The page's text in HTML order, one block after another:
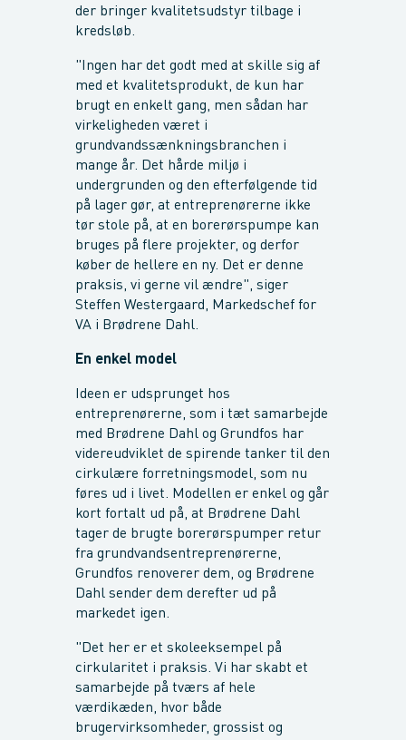
der bringer kvalitetsudstyr tilbage i
kredsløb.
"Ingen har det godt med at skille sig af
med et kvalitetsprodukt, de kun har
brugt en enkelt gang, men sådan har
virkeligheden været i
grundvandssænkningsbranchen i
mange år. Det hårde miljø i
undergrunden og den efterfølgende tid
på lager gør, at entreprenørerne ikke
tør stole på, at en borerørspumpe kan
bruges på flere projekter, og derfor
køber de hellere en ny. Det er denne
praksis, vi gerne vil ændre", siger
Steffen Westergaard, Markedschef for
VA i Brødrene Dahl.
En enkel model
Ideen er udsprunget hos
entreprenørerne, som i tæt samarbejde
med Brødrene Dahl og Grundfos har
videreudviklet de spirende tanker til den
cirkulære forretningsmodel, som nu
føres ud i livet. Modellen er enkel og går
kort fortalt ud på, at Brødrene Dahl
tager de brugte borerørspumper retur
fra grundvandsentreprenørerne,
Grundfos renoverer dem, og Brødrene
Dahl sender dem derefter ud på
markedet igen.
"Det her er et skoleeksempel på
cirkularitet i praksis. Vi har skabt et
samarbejde på tværs af hele
værdikæden, hvor både
brugervirksomheder, grossist og